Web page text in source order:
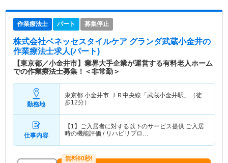
作業療法士 パート 募集停止
株式会社ベネッセスタイルケア グランダ武蔵小金井の
作業療法士求人(パート)
【東京都／小金井市】業界大手企業が運営する有料老人ホーム
での作業療法士募集！＜非常勤＞
勤務地
東京都 小金井市 ＪＲ中央線「武蔵小金井駅」（徒
歩12分）
仕事内容
【1】ご入居者に対する以下のサービス提供 ご入居
時の機能評価 / リハビリプロ…